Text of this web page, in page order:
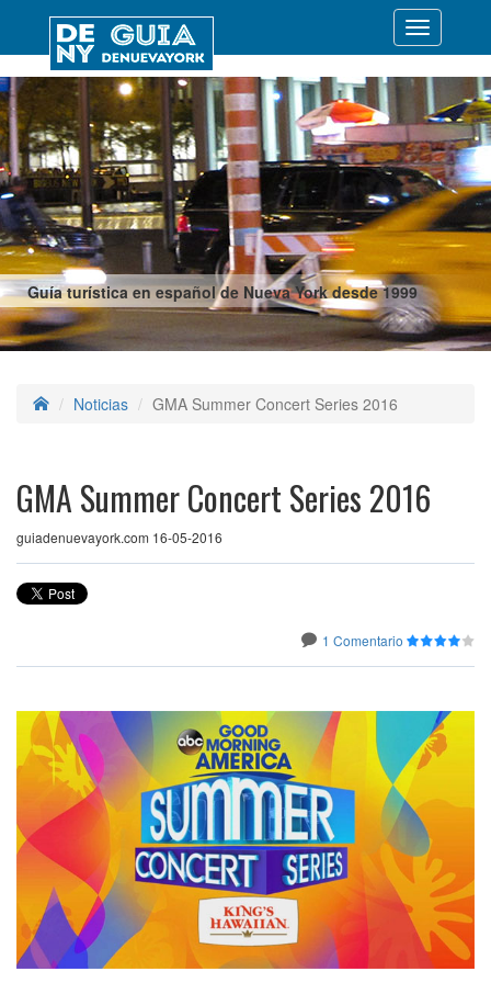
Guía turística en español de Nueva York desde 1999
Desplegar
Noticias GMA Summer Concert Series 2016
GMA Summer Concert Series 2016
guiadenuevayork.com 16-05-2016
1 Comentario